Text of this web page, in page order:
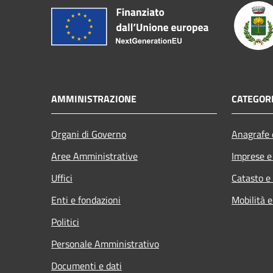
AMMINISTRAZIONE
Organi di Governo
Aree Amministrative
Uffici
Enti e fondazioni
Politici
Personale Amministrativo
Documenti e dati
Imprese
Catasto
Mobilità